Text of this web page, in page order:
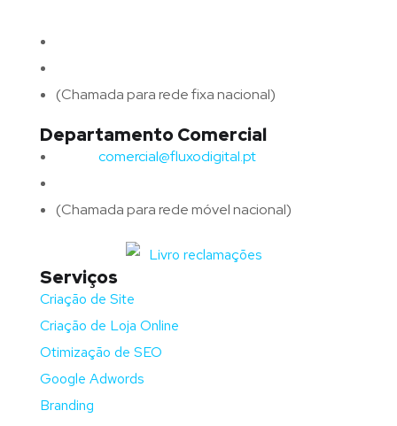
(Chamada para rede fixa nacional)
Departamento Comercial
comercial@fluxodigital.pt
(Chamada para rede móvel nacional)
Serviços
Criação de Site
Criação de Loja Online
Otimização de SEO
Google Adwords
Branding